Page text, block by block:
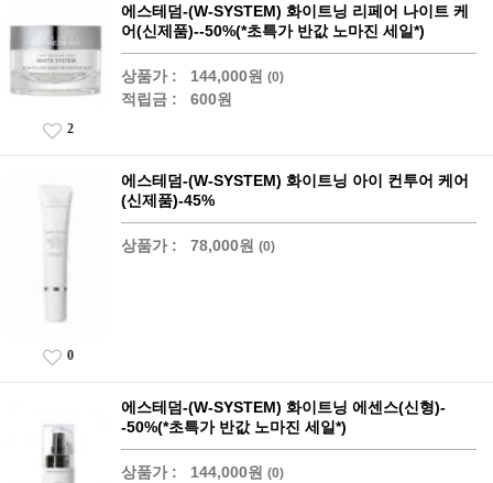
에스테덤-(W-SYSTEM) 화이트닝 리페어 나이트 케
어(신제품)--50%(*초특가 반값 노마진 세일*)
상품가 : 144,000원 (0)
적립금 : 600원
2
에스테덤-(W-SYSTEM) 화이트닝 아이 컨투어 케어
(신제품)-45%
상품가 : 78,000원 (0)
0
에스테덤-(W-SYSTEM) 화이트닝 에센스(신형)-
-50%(*초특가 반값 노마진 세일*)
상품가 : 144,000원 (0)